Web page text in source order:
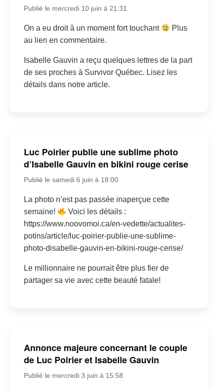
Publié le mercredi 10 juin à 21:31
On a eu droit à un moment fort touchant
Plus
au lien en commentaire.
Isabelle Gauvin a reçu quelques lettres de la part
de ses proches à Survivor Québec. Lisez les
détails dans notre article.
Luc Poirier publie une sublime photo
d’Isabelle Gauvin en bikini rouge cerise
Publié le samedi 6 juin à 18:00
La photo n’est pas passée inaperçue cette
semaine!
Voici les détails :
https://www.noovomoi.ca/en-vedette/actualites-
potins/article/luc-poirier-publie-une-sublime-
photo-disabelle-gauvin-en-bikini-rouge-cerise/
Le millionnaire ne pourrait être plus fier de
partager sa vie avec cette beauté fatale!
Annonce majeure concernant le couple
de Luc Poirier et Isabelle Gauvin
Publié le mercredi 3 juin à 15:58